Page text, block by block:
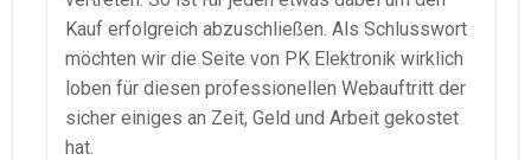
Kauf erfolgreich abzuschließen. Als Schlusswort
möchten wir die Seite von PK Elektronik wirklich
loben für diesen professionellen Webauftritt der
sicher einiges an Zeit, Geld und Arbeit gekostet
hat.